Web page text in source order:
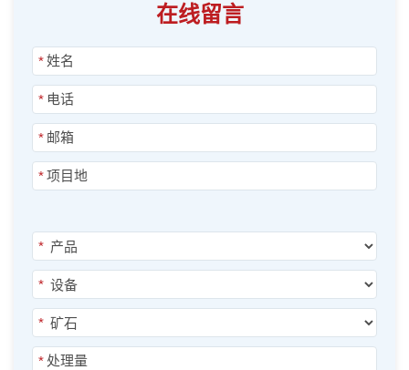
在线留言
*
*
*
*
*
*
*
*